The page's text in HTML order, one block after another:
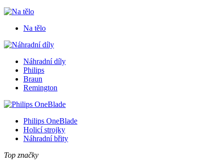
Na tělo
Náhradní díly
Philips
Braun
Remington
Philips OneBlade
Holicí strojky
Náhradní břity
Top značky